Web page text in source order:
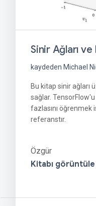
Sinir Ağları
kaydeden Michael
Bu kitap sinir ağları
sağlar.
fazlasını öğrenmek
referanstır.
Özgür
Kitabı görüntüle